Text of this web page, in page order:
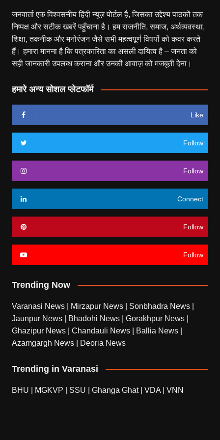
जनवार्ता एक विश्वसनीय हिंदी न्यूज़ पोर्टल है, जिसका उद्देश्य पाठकों तक
निष्पक्ष और सटीक खबरें पहुँचाना है। हम राजनीति, समाज, अर्थव्यवस्था,
शिक्षा, तकनीक और मनोरंजन जैसे सभी महत्वपूर्ण विषयों को कवर करते
हैं। हमारा मानना है कि पत्रकारिता का असली दायित्व है – जनता को
सही जानकारी उपलब्ध कराना और उनकी आवाज़ को मजबूती देना।
हमारे अन्य सोशल प्लेटफॉर्म
Like
Follow
Follow
Connect
Follow
Follow
Trending Now
Varanasi News Mirzapur News Sonbhadra News
Jaunpur News
Bhadohi News Gorakhpur News
Ghazipur News
Chandauli News Ballia News
Azamgargh News
Deoria News
Trending in Varanasi
BHU MGKVP SSU Ghanga Ghat| VDA VNN